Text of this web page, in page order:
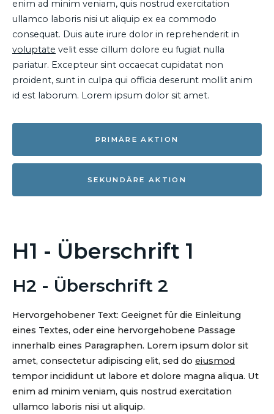
enim ad minim veniam, quis nostrud exercitation
ullamco laboris nisi ut aliquip ex ea commodo
consequat. Duis aute irure dolor in reprehenderit in
voluptate velit esse cillum dolore eu fugiat nulla
pariatur. Excepteur sint occaecat cupidatat non
proident, sunt in culpa qui officia deserunt mollit anim
id est laborum. Lorem ipsum dolor sit amet.
PRIMÄRE AKTION
SEKUNDÄRE AKTION
H1 - Überschrift 1
H2 - Überschrift 2
Hervorgehobener Text: Geeignet für die Einleitung
eines Textes, oder eine hervorgehobene Passage
innerhalb eines Paragraphen. Lorem ipsum dolor sit
amet, consectetur adipiscing elit, sed do eiusmod
tempor incididunt ut labore et dolore magna aliqua. Ut
enim ad minim veniam, quis nostrud exercitation
ullamco laboris nisi ut aliquip.